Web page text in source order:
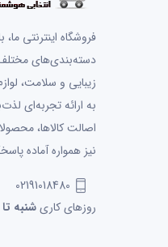
فروشگاه اینترنتی
دسته‌بندی‌های مختلف
زیبایی و سلامت،
به ارائه تجربه‌ای
اصالت کالاها،
نیز همواره آماده
02191018480
روزهای کاریشنبه